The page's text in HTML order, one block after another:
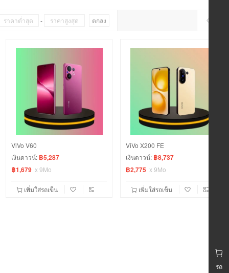
รถ
- ตกลง
ViVo V60
เงินดาวน์: ฿5,287
฿1,679 x 9Mo
เพิ่มใส่รถเข็น
ViVo X200 FE
เงินดาวน์: ฿8,737
฿2,775 x 9Mo
เพิ่มใส่รถเข็น